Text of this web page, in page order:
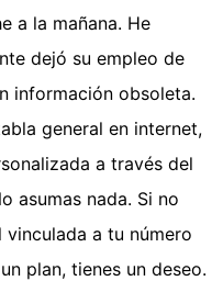
a la mañana. He
dejó su empleo de
información obsoleta.
general en internet,
a través del
asumas nada. Si no
a tu número
plan, tienes un deseo.